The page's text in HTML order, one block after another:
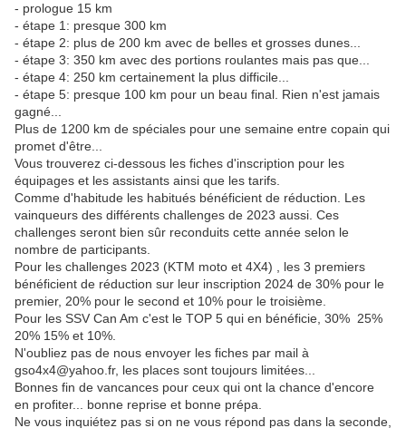
- prologue 15 km
- étape 1: presque 300 km
- étape 2: plus de 200 km avec de belles et grosses dunes...
- étape 3: 350 km avec des portions roulantes mais pas que...
- étape 4: 250 km certainement la plus difficile...
- étape 5: presque 100 km pour un beau final. Rien n'est jamais
gagné...
Plus de 1200 km de spéciales pour une semaine entre copain qui
promet d'être...
Vous trouverez ci-dessous les fiches d'inscription pour les
équipages et les assistants ainsi que les tarifs.
Comme d'habitude les habitués bénéficient de réduction. Les
vainqueurs des différents challenges de 2023 aussi. Ces
challenges seront bien sûr reconduits cette année selon le
nombre de participants.
Pour les challenges 2023 (KTM moto et 4X4) , les 3 premiers
bénéficient de réduction sur leur inscription 2024 de 30% pour le
premier, 20% pour le second et 10% pour le troisième.
Pour les SSV Can Am c'est le TOP 5 qui en bénéficie, 30% 25%
20% 15% et 10%.
N'oubliez pas de nous envoyer les fiches par mail à
gso4x4@yahoo.fr, les places sont toujours limitées...
Bonnes fin de vancances pour ceux qui ont la chance d'encore
en profiter... bonne reprise et bonne prépa.
Ne vous inquiétez pas si on ne vous répond pas dans la seconde,